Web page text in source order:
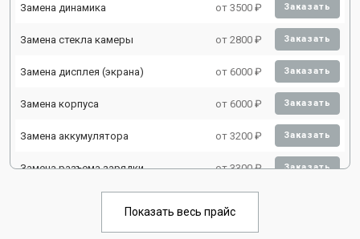
Замена динамика от 3500 ₽ Заказать
Замена стекла камеры от 2800 ₽ Заказать
Замена дисплея (экрана) от 6000 ₽ Заказать
Замена корпуса от 6000 ₽ Заказать
Замена аккумулятора от 3200 ₽ Заказать
Замена разъема зарядки от 3300 ₽ Заказать
от 4000 ₽
Показать весь прайс